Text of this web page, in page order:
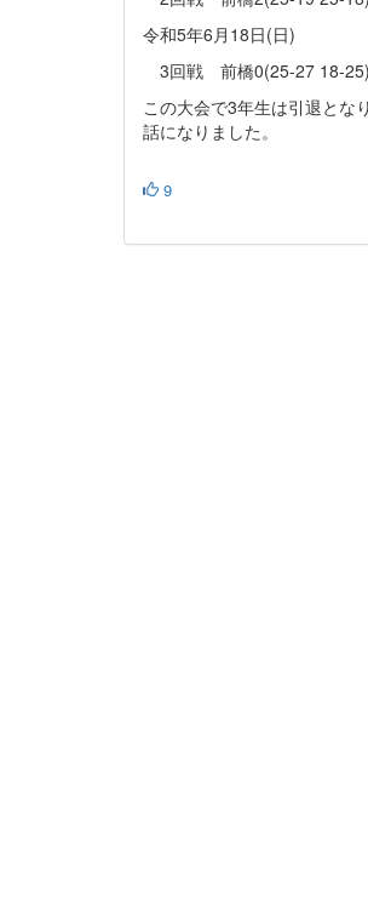
令和5年6月18日(日)
3回戦 前橋0(25-27 18-
この大会で3年生は引退とな
話になりました。
9